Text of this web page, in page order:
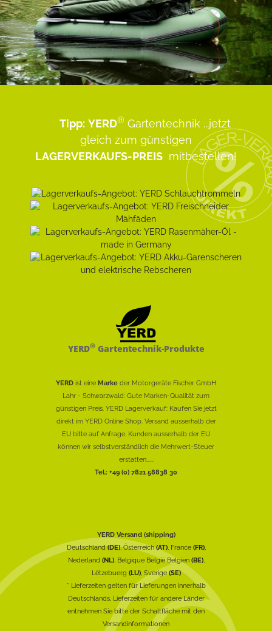
Tipp: YERD® Gartentechnik ...jetzt
gleich zum günstigen
LAGERVERKAUFS-PREIS mitbestellen!
YERD®Gartentechnik-Produkte
YERD ist eine Marke der Motorgeräte Fischer GmbH
Lahr - Schwarzwald: Gute Marken-Qualität zum
günstigen Preis. YERD Lagerverkauf: Kaufen Sie jetzt
direkt im YERD Online Shop. Versand ausserhalb der
EU bitte auf Anfrage. Kunden ausserhalb der EU
können wir selbstverständlich die Mehrwert-Steuer
erstatten......
Tel.: +49 (0) 7821 58838 30
YERD Versand (shipping)
Deutschland(DE), Österreich(AT), France (FR),
Nederland (NL), Belgique België Belgien (BE),
Lëtzebuerg (LU), Sverige(SE)
* Lieferzeiten gelten für Lieferungen innerhalb
Deutschlands, Lieferzeiten für andere Länder
entnehmen Sie bitte der Schaltfläche mit den
Versandinformationen